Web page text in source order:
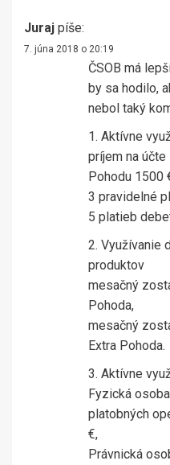
Juraj píše:
7. júna 2018 o 20:19
ČSOB má
by sa hodilo,
nebol taký
1. Aktívne
príjem na účte
Pohodu 1500
3 pravidelné
5 platieb
2. Využívanie
produktov
mesačný
Pohoda,
mesačný
Extra Pohoda.
3. Aktívne
Fyzická
platobných
€,
Právnická